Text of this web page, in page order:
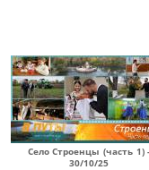
Село Строенцы (часть 1) -
30/10/25